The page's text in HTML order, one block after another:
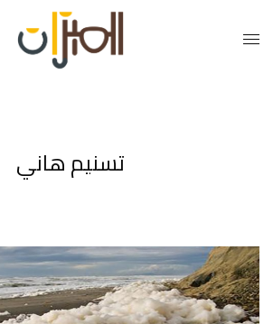
تسنيم هاني